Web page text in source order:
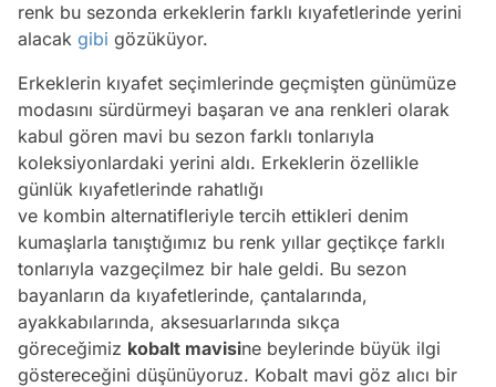
renk bu sezonda erkeklerin farklı kıyafetlerinde yerini
alacak gibi gözüküyor.
Erkeklerin kıyafet seçimlerinde geçmişten günümüze
modasını sürdürmeyi başaran ve ana renkleri olarak
kabul gören mavi bu sezon farklı tonlarıyla
koleksiyonlardaki yerini aldı. Erkeklerin özellikle
günlük kıyafetlerinde rahatlığı
ve kombin alternatifleriyle tercih ettikleri denim
kumaşlarla tanıştığımız bu renk yıllar geçtikçe farklı
tonlarıyla vazgeçilmez bir hale geldi. Bu sezon
bayanların da kıyafetlerinde, çantalarında,
ayakkabılarında, aksesuarlarında sıkça
göreceğimiz kobalt mavisine beylerinde büyük ilgi
göstereceğini düşünüyoruz. Kobalt mavi göz alıcı bir